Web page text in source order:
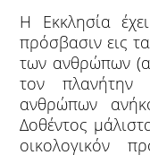
Η Εκκλησία
πρόσβασιν εις
των ανθρώπων
τον πλανήτην
ανθρώπων
Δοθέντος
οικολογικόν